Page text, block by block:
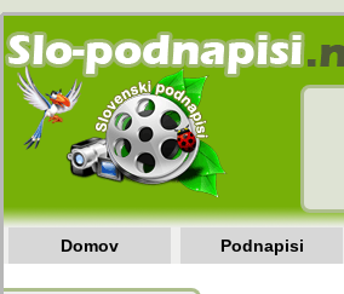
Domov Podnapisi